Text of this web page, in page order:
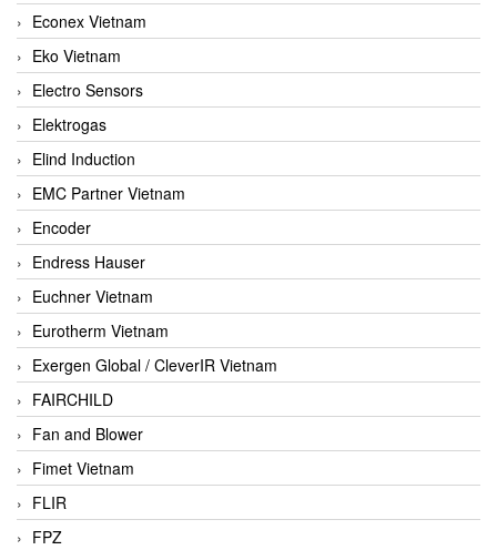
Econex Vietnam
Eko Vietnam
Electro Sensors
Elektrogas
Elind Induction
EMC Partner Vietnam
Encoder
Endress Hauser
Euchner Vietnam
Eurotherm Vietnam
Exergen Global / CleverIR Vietnam
FAIRCHILD
Fan and Blower
Fimet Vietnam
FLIR
FPZ